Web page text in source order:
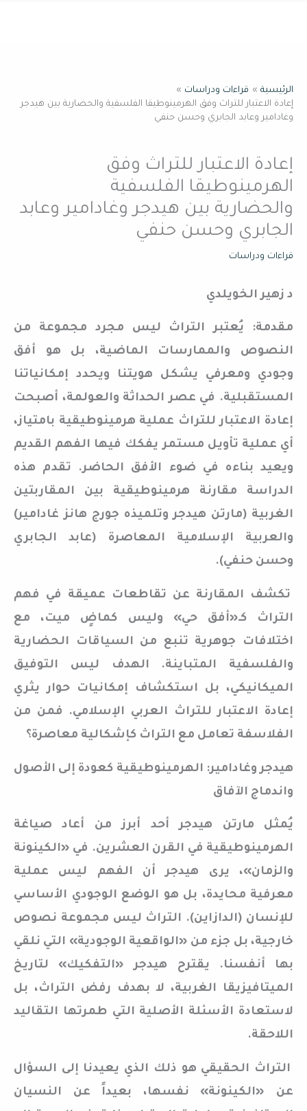
الرئيسية
قراءات ودراسات
إعادة الاعتبار للتراث وفق الهرمينوطيقا الفلسفية والحضارية بين هيدجر
وغادامير وعابد الجابري وحسن حنفي
إعادة الاعتبار للتراث وفق
الهرمينوطيقا الفلسفية
والحضارية بين هيدجر وغادامير وعابد
الجابري وحسن حنفي
قراءات ودراسات
د زهير الخويلدي
مقدمة: يُعتبر التراث ليس مجرد مجموعة من
النصوص والممارسات الماضية، بل هو أفق
وجودي ومعرفي يشكل هويتنا ويحدد إمكانياتنا
المستقبلية. في عصر الحداثة والعولمة، أصبحت
إعادة الاعتبار للتراث عملية هرمينوطيقية بامتياز،
أي عملية تأويل مستمر يفكك فيها الفهم القديم
ويعيد بناءه في ضوء الأفق الحاضر. تقدم هذه
الدراسة مقارنة هرمينوطيقية بين المقاربتين
الغربية (مارتن هيدجر وتلميذه جورج هانز غادامير)
والعربية الإسلامية المعاصرة (عابد الجابري
وحسن حنفي).
تكشف المقارنة عن تقاطعات عميقة في فهم
التراث كـ«أفق حي» وليس كماضٍ ميت، مع
اختلافات جوهرية تنبع من السياقات الحضارية
والفلسفية المتباينة. الهدف ليس التوفيق
الميكانيكي، بل استكشاف إمكانيات حوار يثري
إعادة الاعتبار للتراث العربي الإسلامي. فمن من
الفلاسفة تعامل مع التراث كإشكالية معاصرة؟
هيدجر وغادامير: الهرمينوطيقية كعودة إلى الأصول
واندماج الآفاق
يُمثل مارتن هيدجر أحد أبرز من أعاد صياغة
الهرمينوطيقية في القرن العشرين. في «الكينونة
والزمان»، يرى هيدجر أن الفهم ليس عملية
معرفية محايدة، بل هو الوضع الوجودي الأساسي
للإنسان (الدازاين). التراث ليس مجموعة نصوص
خارجية، بل جزء من «الواقعية الوجودية» التي نلقي
بها أنفسنا. يقترح هيدجر «التفكيك» لتاريخ
الميتافيزيقا الغربية، لا بهدف رفض التراث، بل
لاستعادة الأسئلة الأصلية التي طمرتها التقاليد
اللاحقة.
التراث الحقيقي هو ذلك الذي يعيدنا إلى السؤال
عن «الكينونة» نفسها، بعيداً عن النسيان